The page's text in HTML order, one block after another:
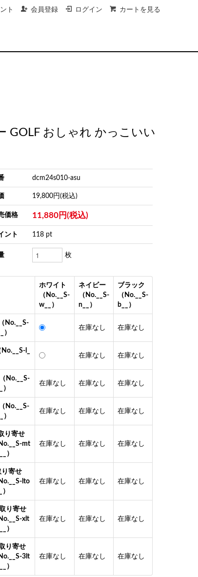
ト 会員登録 ログイン カートを見る
GOLF おしゃれ かっこいい
dcm24s010-asu
19,800円(税込)
価格 11,880円(税込)
ント 118 pt
枚
ホワイト
（No.__S-
w__）
ネイビー
（No.__S-
n__）
ブラック
（No.__S-
b__）
No.__S-
）
在庫なし 在庫なし
No.__S-l_
在庫なし 在庫なし
No.__S-
）
在庫なし 在庫なし 在庫なし
No.__S-
）
在庫なし 在庫なし 在庫なし
り寄せ
mt
）
在庫なし 在庫なし 在庫なし
り寄せ
lto
在庫なし 在庫なし 在庫なし
り寄せ
xlt
）
在庫なし 在庫なし 在庫なし
り寄せ
3lt
）
在庫なし 在庫なし 在庫なし